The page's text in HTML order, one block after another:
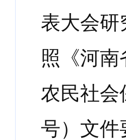
表大会研
照《河
农民社会
号）文件